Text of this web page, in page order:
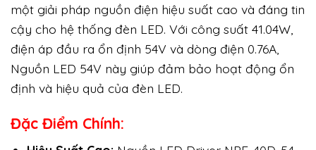
một giải pháp nguồn điện hiệu suất cao và đáng tin
cậy cho hệ thống đèn LED. Với công suất 41.04W,
điện áp đầu ra ổn định 54V và dòng điện 0.76A,
Nguồn LED 54V này giúp đảm bảo hoạt động ổn
định và hiệu quả của đèn LED.
Đặc Điểm Chính: